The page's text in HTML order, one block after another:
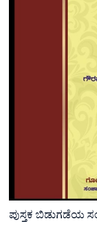
ಪುಸ್ತಕ ಬಿಡುಗಡೆಯ